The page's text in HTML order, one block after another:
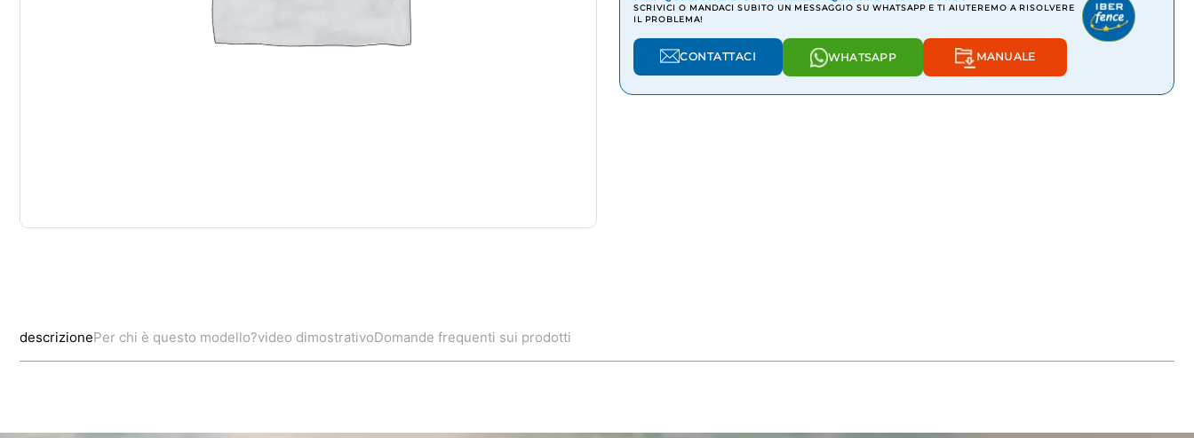
SCRIVICI O MANDACI SUBITO UN MESSAGGIO SU WHATSAPP E TI AIUTEREMO A RISOLVERE
IL PROBLEMA!
CONTATTACI WHATSAPP MANUALE
descrizionePer chi è questo modello?video dimostrativoDomande frequenti sui prodotti